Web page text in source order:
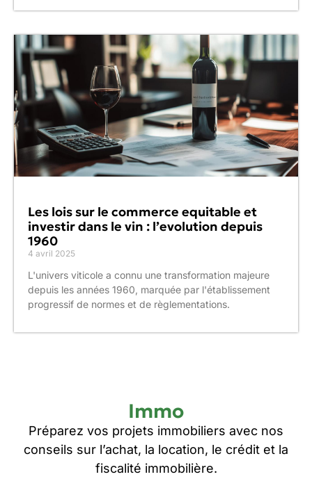
Les lois sur le commerce equitable et
investir dans le vin : l’evolution depuis
1960
4 avril 2025
L'univers viticole a connu une transformation majeure
depuis les années 1960, marquée par l'établissement
progressif de normes et de règlementations.
Immo
Préparez vos projets immobiliers avec nos
conseils sur l’achat, la location, le crédit et la
fiscalité immobilière.